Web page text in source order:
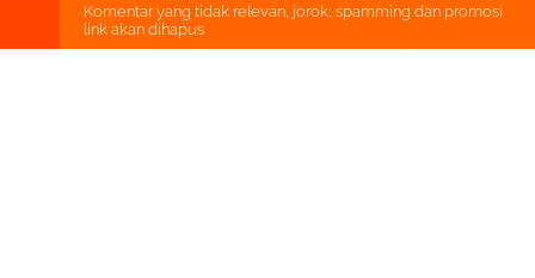
Komentar yang tidak relevan, jorok, spamming dan promosi
link akan dihapus